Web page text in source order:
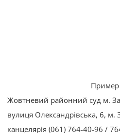
Пример
Жовтневий районний суд м.
вулиця Олександрівська, 6, м.
канцелярія (061) 764-40-96 /